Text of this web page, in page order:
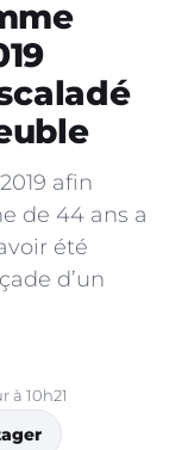
afin
de 44 ans a
été
d’un
à 10h21